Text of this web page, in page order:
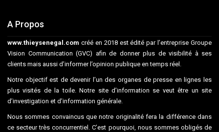
A Propos
www.thieysenegal.com créé en 2018 est édité par l’entreprise Groupe
Vision Communication (GVC) afin de donner plus de visibilité à ses
clients mais aussi d’informer l’opinion publique en temps réel.
Notre objectif est de devenir l’un des organes de presse en lignes les
plus visités de la toile. Notre site d’information se veut être un site
d’investigation et d’information générale.
Nous sommes convaincus que notre originalité fera la différence dans
ce secteur très concurrentiel. C’est pourquoi, nous sommes obligés de